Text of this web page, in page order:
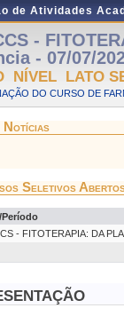
de Atividades
-
- 07/07/
NÍVEL LATO
DO CURSO DE
Notícias
Seletivos
- FITOTERAPIA: DA